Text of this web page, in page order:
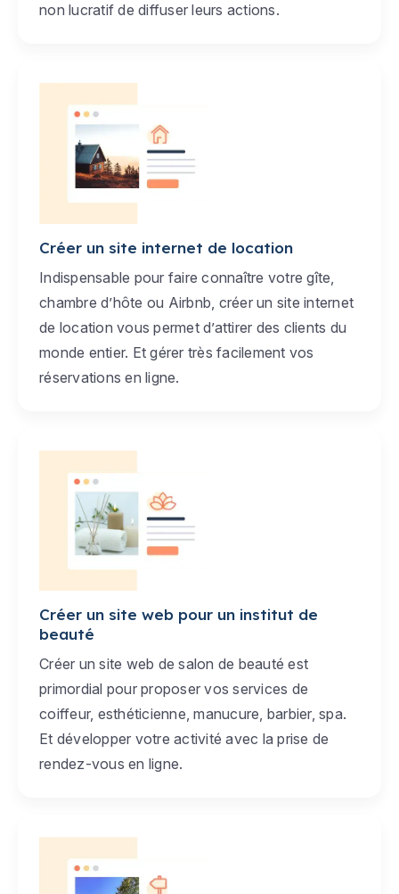
non lucratif de diffuser leurs actions.
Créer un site internet de location
Indispensable pour faire connaître votre gîte,
chambre d’hôte ou Airbnb, créer un site internet
de location vous permet d’attirer des clients du
monde entier. Et gérer très facilement vos
réservations en ligne.
Créer un site web pour un institut de
beauté
Créer un site web de salon de beauté est
primordial pour proposer vos services de
coiffeur, esthéticienne, manucure, barbier, spa.
Et développer votre activité avec la prise de
rendez-vous en ligne.